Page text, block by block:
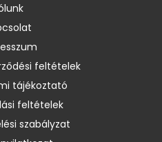
feltételek
tájékoztató
feltételek
szabályzat